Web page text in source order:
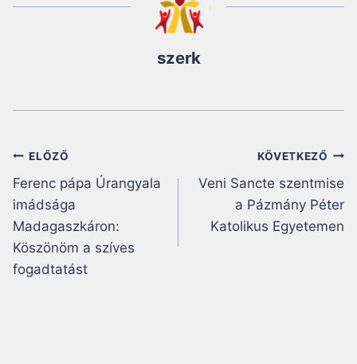
szerk
Bejegyzés
navigáció
ELŐZŐ
Ferenc pápa Úrangyala
imádsága
Madagaszkáron:
Köszönöm a szíves
fogadtatást
KÖVETKEZŐ
Veni Sancte szentmise
a Pázmány Péter
Katolikus Egyetemen